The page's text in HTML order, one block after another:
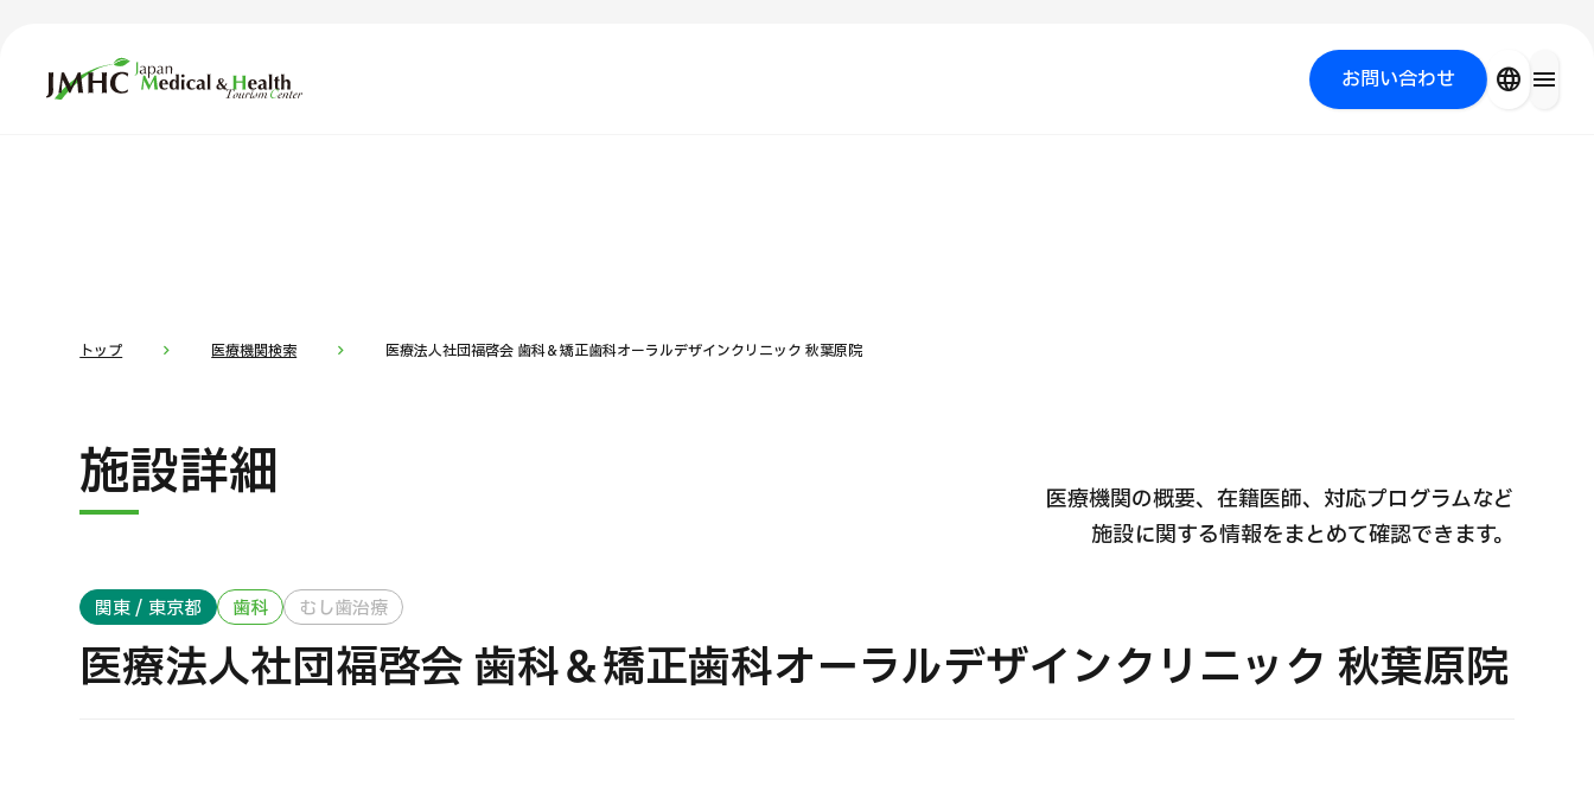
ジャパン・メディカル＆ヘルスツーリズムセンター（JMHC）
お問い合わせ language menu
受診の流れ
日本語 ENGLISH 中文 Tiếng Việt
健診 健診 健診
治療 治療
トップ 医療機関検索 医療法人社団福啓会 歯科＆矯正歯科オーラルデザインクリニック 秋葉原院
施設詳細
医療機関の概要、在籍医師、対応プログラムなど
施設に関する情報をまとめて確認できます。
関東 / 東京都 歯科 むし歯治療
医療法人社団福啓会 歯科＆矯正歯科オーラルデザインクリニック 秋葉原院